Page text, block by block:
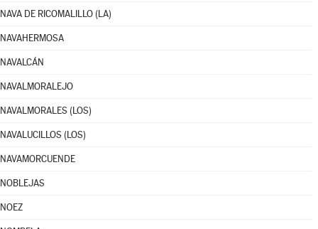
NAVA DE RICOMALILLO (LA)
NAVAHERMOSA
NAVALCÁN
NAVALMORALEJO
NAVALMORALES (LOS)
NAVALUCILLOS (LOS)
NAVAMORCUENDE
NOBLEJAS
NOEZ